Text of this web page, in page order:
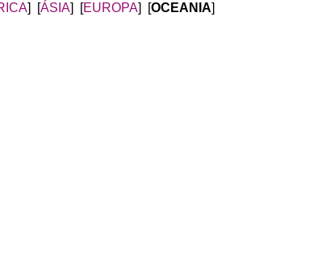
] [ÁSIA] [EUROPA] [OCEANIA]